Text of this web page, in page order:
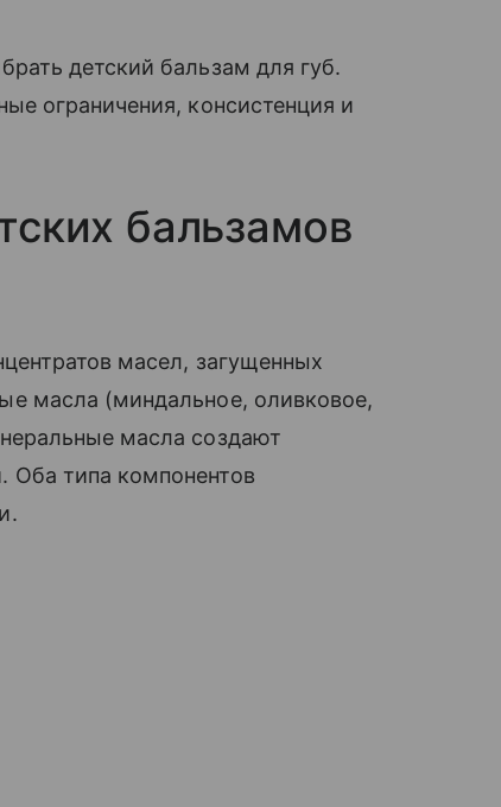
детский бальзам для губ.
ограничения, консистенция и
бальзамов
масел, загущенных
масла (миндальное, оливковое,
масла создают
типа компонентов